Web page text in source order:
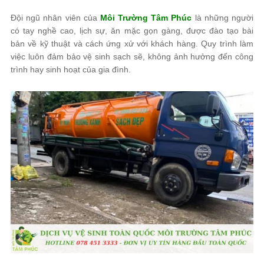
Đội ngũ nhân viên của Môi Trường Tâm Phúc là những người
có tay nghề cao, lịch sự, ăn mặc gọn gàng, được đào tạo bài
bản về kỹ thuật và cách ứng xử với khách hàng. Quy trình làm
việc luôn đảm bảo vệ sinh sạch sẽ, không ảnh hưởng đến công
trình hay sinh hoạt của gia đình.